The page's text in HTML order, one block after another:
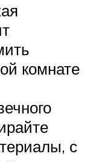
комнате
с